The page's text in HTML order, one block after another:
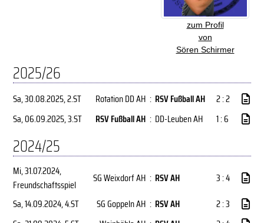
zum Profil
von
Sören Schirmer
2025/26
Sa, 30.08.2025, 2.ST Rotation DD AH : RSV Fußball AH
2 : 2
Sa, 06.09.2025, 3.ST RSV Fußball AH : DD-Leuben AH 1 : 6
2024/25
Mi, 31.07.2024,
Freundschaftsspiel
SG Weixdorf AH : RSV AH
3 : 4
Sa, 14.09.2024, 4.ST SG Goppeln AH : RSV AH
2 : 3